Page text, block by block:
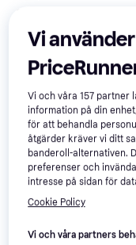
Recensioner
Vi
Vi och våra157 partner
information på din
för att behandla
åtgärder kräver vi ditt
banderoll-alternativen.
preferenser och
intresse på sidan för
Cookie Policy
Vi och våra partners